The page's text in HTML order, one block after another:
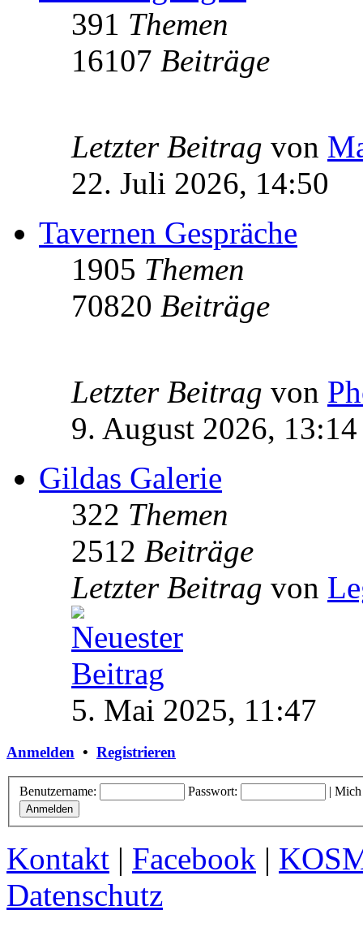
391 Themen
16107 Beiträge
Letzter Beitrag von
22. Juli 2026, 14:50
Tavernen Gespräche
1905 Themen
70820 Beiträge
Letzter Beitrag von
9. August 2026, 13:14
Gildas Galerie
322 Themen
2512 Beiträge
Letzter Beitrag von
5. Mai 2025, 11:47
Anmelden • Registrieren
Benutzername: Passwort: | Mich
Kontakt | Facebook |
Datenschutz